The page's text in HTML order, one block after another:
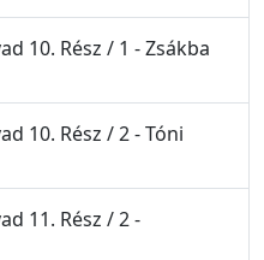
10. Rész / 1 - Zsákba
10. Rész / 2 - Tóni
11. Rész / 2 -